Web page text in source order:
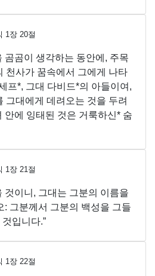
1장 20절
곰곰이 생각하는 동안에, 주목
천사가 꿈속에서 그에게 나타
프*, 그대 다비드*의 아들이여,
그대에게 데려오는 것을 두려
안에 잉태된 것은 거룩하신* 숨
1장 21절
것이니, 그대는 그분의 이름을
: 그분께서 그분의 백성을 그들
입니다.”
1장 22절